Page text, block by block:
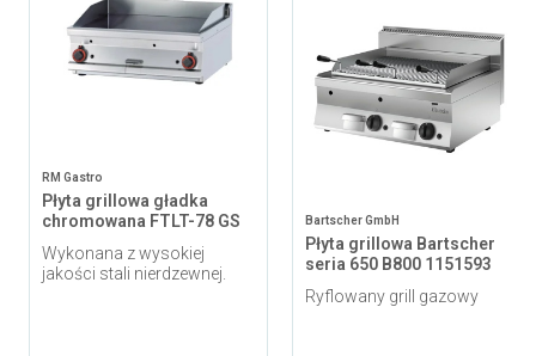
RM Gastro
Płyta grillowa gładka
chromowana FTLT-78 GS
Wykonana z wysokiej
jakości stali nierdzewnej.
Bartscher GmbH
Płyta grillowa Bartscher
seria 650 B800 1151593
Ryflowany grill gazowy